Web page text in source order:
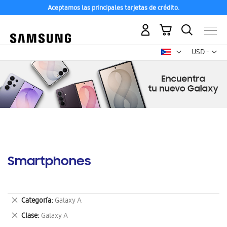
Aceptamos las principales tarjetas de crédito.
USD -
dólar
Mi carrito
Smartphones
Categoría Galaxy A
Eliminar
este
artículo
Clase Galaxy A
Eliminar